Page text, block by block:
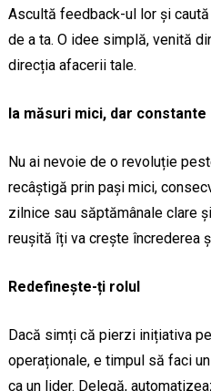
Ascultă feedback-ul lor și
de a ta. O idee simplă, venită
direcția afacerii tale.
Ia măsuri mici, dar constante
Nu ai nevoie de o revoluție
recâștigă prin pași mici,
zilnice sau săptămânale clare
reușită îți va crește încrederea
Redefinește-ți rolul
Dacă simți că pierzi inițiativa
operaționale, e timpul să faci
ca un lider. Delegă,